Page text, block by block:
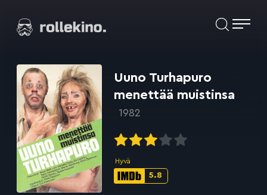
suoraan
Elokuvat ja elokuva-arviot | Rollekino.fi
jälkeen.
Uuno Turhapuro
menettää muistinsa
1982
Hyvä
IMDb-
5.8